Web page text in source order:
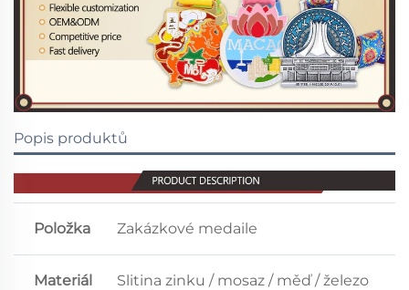
Popis produktů
Položka Zakázkové medaile
Materiál
Slitina zinku / mosaz / měď / železo